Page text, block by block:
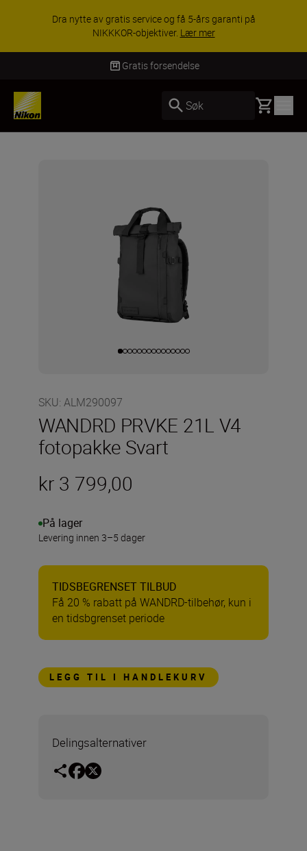
service og få 5-års garanti på
Lær mer
utvalgt
Gratis forsendelse
Søk Basket
SKU: ALM290097
WANDRD PRVKE 21L V4
fotopakke Svart
kr 3 799,00
På lager
Levering innen 3–5 dager
TIDSBEGRENSET TILBUD
Få 20 % rabatt på WANDRD-tilbehør, kun i
en tidsbgrenset periode
LEGG TIL I HANDLEKURV
Delingsalternativer